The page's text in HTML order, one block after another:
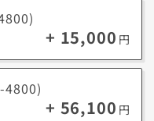
タンダード++ A- A
たり、クリエイティブ系の
集、写真編集など）を扱う
モデリング、大規模なゲー
ルな作業にオススメ。
+ 15,000 円
4800)
+ 56,100 円